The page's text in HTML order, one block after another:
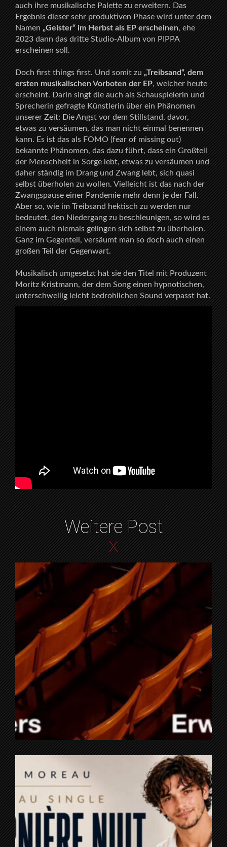
auch ihre musikalische Palette zu erweitern. Das
Ergebnis dieser sehr produktiven Phase wird unter dem
Namen„Geister“ im Herbst als EP erscheinen, ehe
2023 dann das dritte Studio-Album von PIPPA
erscheinen soll.
Doch first things first. Und somit zu„Treibsand“, dem
ersten musikalischen Vorboten der EP, welcher heute
erscheint. Darin singt die auch als Schauspielerin und
Sprecherin gefragte Künstlerin über ein Phänomen
unserer Zeit: Die Angst vor dem Stillstand, davor,
etwas zu versäumen, das man nicht einmal benennen
kann. Es ist das als FOMO (fear of missing out)
bekannte Phänomen, das dazu führt, dass ein Großteil
der Menschheit in Sorge lebt, etwas zu versäumen und
daher ständig im Drang und Zwang lebt, sich quasi
selbst überholen zu wollen. Vielleicht ist das nach der
Zwangspause einer Pandemie mehr denn je der Fall.
Aber so, wie im Treibsand hektisch zu werden nur
bedeutet, den Niedergang zu beschleunigen, so wird es
einem auch niemals gelingen sich selbst zu überholen.
Ganz im Gegenteil, versäumt man so doch auch einen
großen Teil der Gegenwart.
Musikalisch umgesetzt hat sie den Titel mit Produzent
Moritz Kristmann, der dem Song einen hypnotischen,
unterschwellig leicht bedrohlichen Sound verpasst hat.
Weitere Post
X